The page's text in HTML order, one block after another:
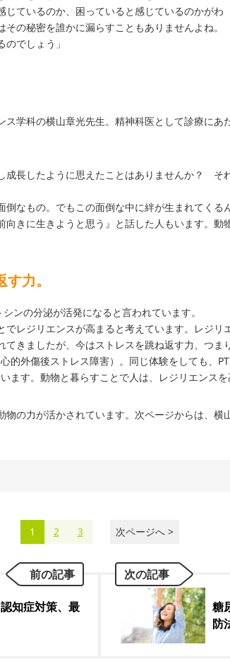
ているのか、困っていると感じているのかがわ
の秘密を誰かに漏らすこともありませんよね。
でしょう」
学科の横山章光先生。精神科医として診療に
長したように思えたことはありませんか？ そ
倒なもの。でもこの面倒な中に絆が生まれてく
きに生きようと思う』と話した人もいます。
力。
ンの分泌が活発になると言われています。
でレジリエンスが高まると考えています。レジ
きましたが、今はストレスを跳ね返す力、つ
的外傷後ストレス障害）。同じ体験をしても、
ます。動物と暮らすことで人は、レジリエンス
の力が活かされています。次ページからは、
1 2 3 次ページへ >
前の記事
知症対策、最
次の記事
糖
防